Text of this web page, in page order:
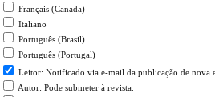
Français (Canada)
Italiano
Português (Brasil)
Português (Portugal)
Leitor: Notificado via e-mail da publicação de nova
Autor: Pode submeter à revista.